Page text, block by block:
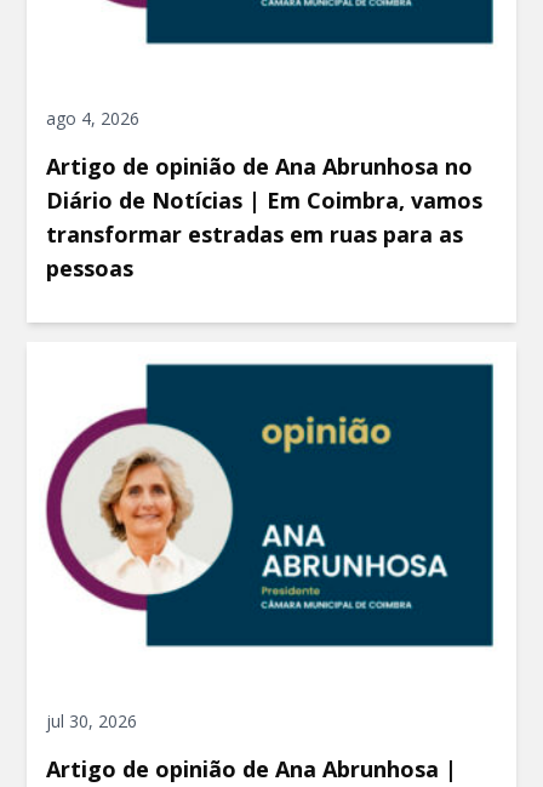
ago 4, 2026
Artigo de opinião de Ana Abrunhosa no
Diário de Notícias | Em Coimbra, vamos
transformar estradas em ruas para as
pessoas
jul 30, 2026
Artigo de opinião de Ana Abrunhosa |